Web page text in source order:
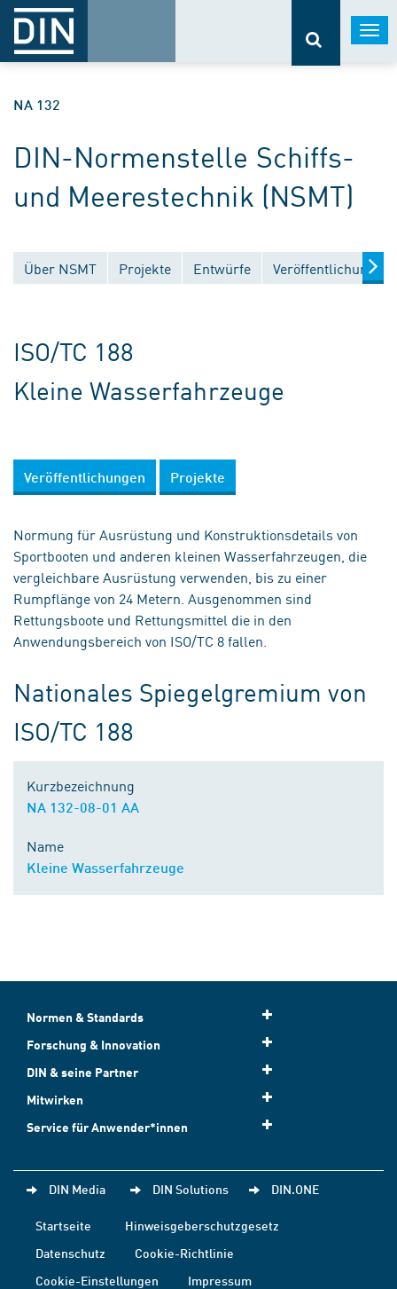
NA 132
DIN-Normenstelle Schiffs-
und Meerestechnik (NSMT)
Über NSMT Projekte Entwürfe Veröffentlichungen
ISO/TC 188
Kleine Wasserfahrzeuge
Veröffentlichungen Projekte
Normung für Ausrüstung und Konstruktionsdetails von
Sportbooten und anderen kleinen Wasserfahrzeugen, die
vergleichbare Ausrüstung verwenden, bis zu einer
Rumpflänge von 24 Metern. Ausgenommen sind
Rettungsboote und Rettungsmittel die in den
Anwendungsbereich von ISO/TC 8 fallen.
Nationales Spiegelgremium von
ISO/TC 188
Kurzbezeichnung
NA 132-08-01 AA
Name
Kleine Wasserfahrzeuge
Normen & Standards
Forschung & Innovation
DIN & seine Partner
Mitwirken
Service für Anwender*innen
DIN Media DIN Solutions DIN.ONE
Startseite
Hinweisgeberschutzgesetz
Datenschutz
Cookie-Richtlinie
Cookie-Einstellungen
Impressum